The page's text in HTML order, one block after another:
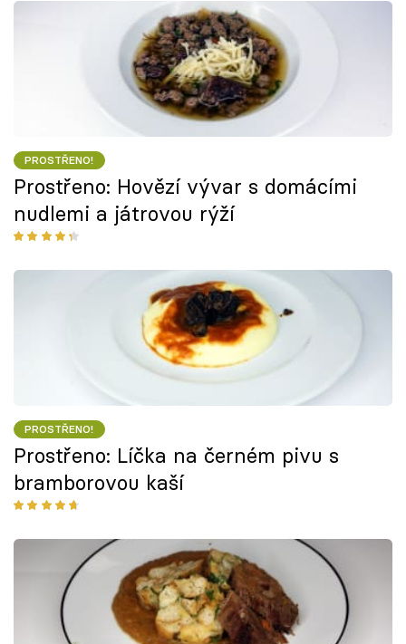
Přihlášení
PROSTŘENO!
Prostřeno: Hovězí vývar s domácími
nudlemi a játrovou rýží
PROSTŘENO!
Prostřeno: Líčka na černém pivu s
bramborovou kaší